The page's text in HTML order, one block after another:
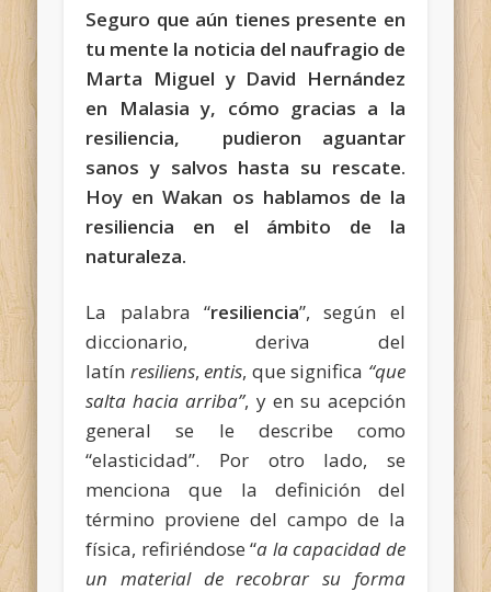
Seguro que aún tienes presente en
tu mente la noticia del naufragio de
Marta Miguel y David Hernández
en Malasia y, cómo gracias a la
resiliencia, pudieron aguantar
sanos y salvos hasta su rescate.
Hoy en Wakan os hablamos de la
resiliencia en el ámbito de la
naturaleza.
La palabra “resiliencia”, según el
diccionario, deriva del
latín resiliens,entis, que significa “que
salta hacia arriba”, y en su acepción
general se le describe como
“elasticidad”. Por otro lado, se
menciona que la definición del
término proviene del campo de la
física, refiriéndose “a la capacidad de
un material de recobrar su forma